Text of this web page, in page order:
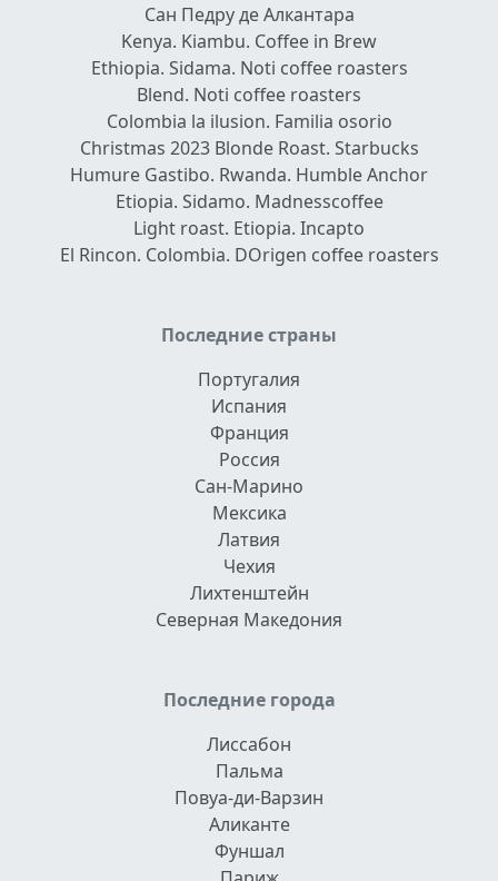
Сан Педру де Алкантара
Kenya. Kiambu. Coffee in Brew
Ethiopia. Sidama. Noti coffee roasters
Blend. Noti coffee roasters
Colombia la ilusion. Familia osorio
Christmas 2023 Blonde Roast. Starbucks
Humure Gastibo. Rwanda. Humble Anchor
Etiopia. Sidamo. Madnesscoffee
Light roast. Etiopia. Incapto
El Rincon. Colombia. DOrigen coffee roasters
Последние страны
Португалия
Испания
Франция
Россия
Сан-Марино
Мексика
Латвия
Чехия
Лихтенштейн
Северная Македония
Последние города
Лиссабон
Пальма
Повуа-ди-Варзин
Аликанте
Фуншал